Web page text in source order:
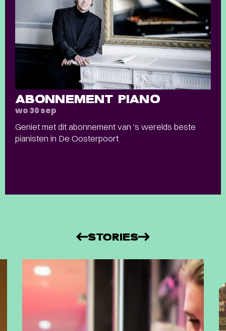
ABONNEMENT PIANO
wo 30 sep
Geniet met dit abonnement van 's werelds beste
pianisten in De Oosterpoort
STORIES